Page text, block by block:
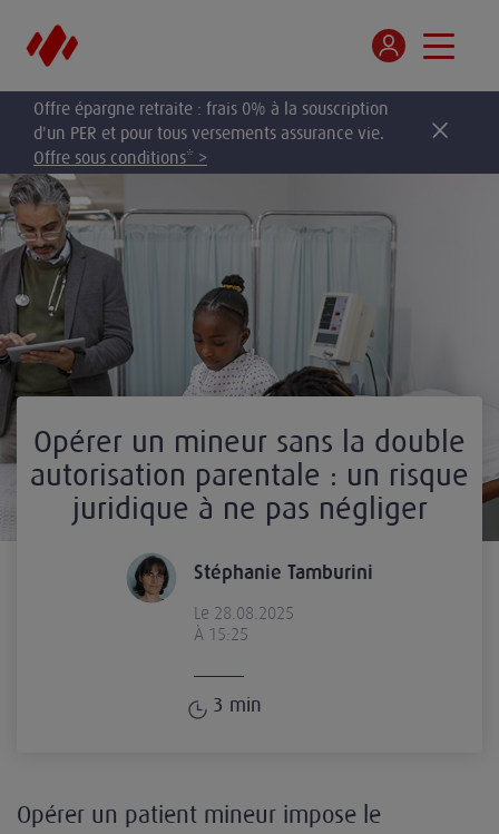
Offre épargne retraite : frais 0% à la souscription
d'un PER et pour tous versements assurance vie.
Offre sous conditions* >
Opérer un mineur sans la double
autorisation parentale : un risque
juridique à ne pas négliger
Stéphanie Tamburini
Le 28.08.2025
À 15:25
3 min
Opérer un patient mineur impose le